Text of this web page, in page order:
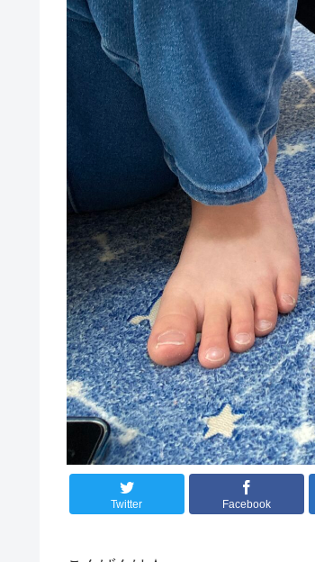
Twitter Facebook